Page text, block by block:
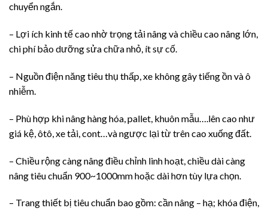
chuyển ngắn.
– Lợi ích kinh tế cao nhờ trọng tải nâng và chiều cao nâng lớn,
chi phí bảo dưỡng sửa chữa nhỏ, ít sự cố.
– Nguồn điện năng tiêu thụ thấp, xe không gây tiếng ồn và ô
nhiễm.
– Phù hợp khi nâng hàng hóa, pallet, khuôn mẫu….lên cao như
giá kệ, ôtô, xe tải, cont…và ngược lại từ trên cao xuống đất.
– Chiều rộng càng nâng điều chỉnh linh hoạt, chiều dài càng
nâng tiêu chuẩn 900~1000mm hoặc dài hơn tùy lựa chọn.
– Trang thiết bị tiêu chuẩn bao gồm: cần nâng – hạ; khóa điện,